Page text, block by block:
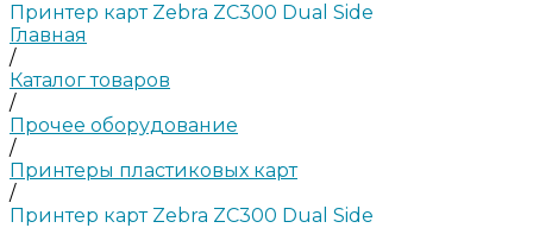
Принтер карт Zebra ZC300 Dual Side
Главная
/
Каталог товаров
/
Прочее оборудование
/
Принтеры пластиковых карт
/
Принтер карт Zebra ZC300 Dual Side